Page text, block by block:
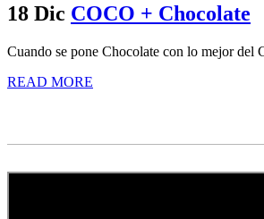
18 Dic COCO + Chocolate
Cuando se pone Chocolate con lo mejor del
READ MORE